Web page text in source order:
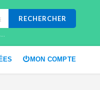
RECHERCHER
MON COMPTE